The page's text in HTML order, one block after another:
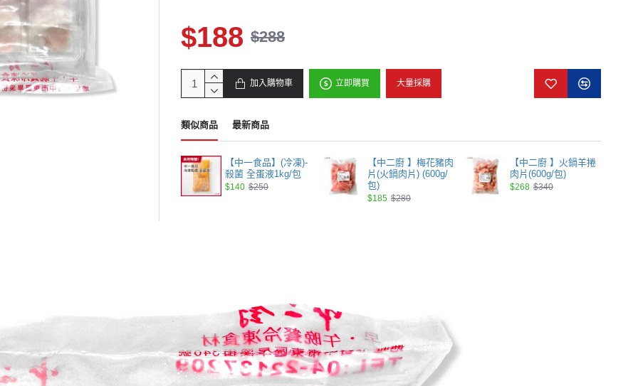
$188 $288
加入購物車 立即購買 大量採購
類似商品 最新商品
【中一食品】(冷凍)-
殺菌 全蛋液1kg/包
$140 $250
【中二廚 】梅花豬肉
片(火鍋肉片) (600g/
包)
$185 $280
【中二廚 】火鍋羊捲
肉片(600g/包)
$268 $340